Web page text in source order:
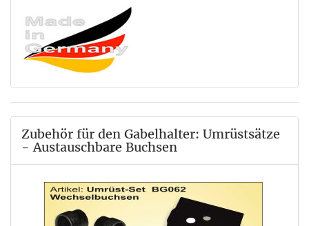
Zubehör für den Gabelhalter: Umrüstsätze
- Austauschbare Buchsen